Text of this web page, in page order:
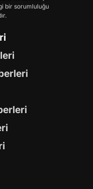
bir sorumluluğu